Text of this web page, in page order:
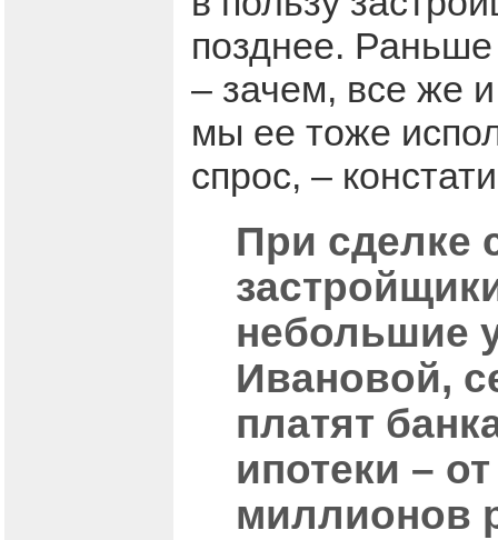
позднее. Раньше
– зачем, все же
мы ее тоже
спрос, –
При сделке
небольшие
Ивановой,
платят
ипотеки –
миллионов